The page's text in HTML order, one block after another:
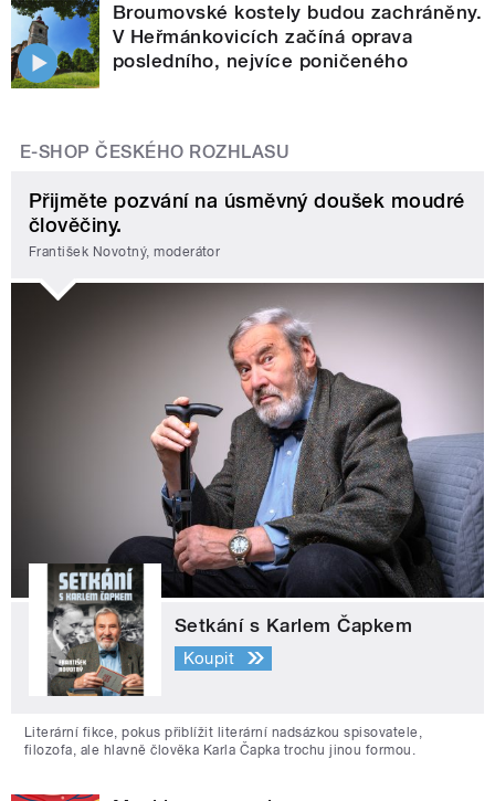
Broumovské kostely budou zachráněny.
V Heřmánkovicích začíná oprava
posledního, nejvíce poničeného
E-SHOP ČESKÉHO ROZHLASU
Přijměte pozvání na úsměvný doušek moudré
člověčiny.
František Novotný, moderátor
Setkání s Karlem Čapkem
Koupit
Literární fikce, pokus přiblížit literární nadsázkou spisovatele,
filozofa, ale hlavně člověka Karla Čapka trochu jinou formou.